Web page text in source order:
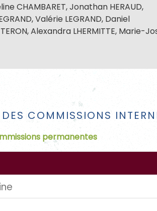
CHAMBARET, Jonathan HERAUD,
Valérie LEGRAND, Daniel
Alexandra LHERMITTE, Marie-
COMMISSIONS
permanentes
d’urbanisme…